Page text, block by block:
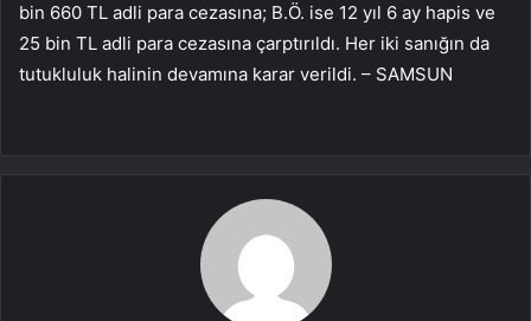
bin 660 TL adli para cezasına; B.Ö. ise 12 yıl 6 ay hapis ve
25 bin TL adli para cezasına çarptırıldı. Her iki sanığın da
tutukluluk halinin devamına karar verildi. – SAMSUN